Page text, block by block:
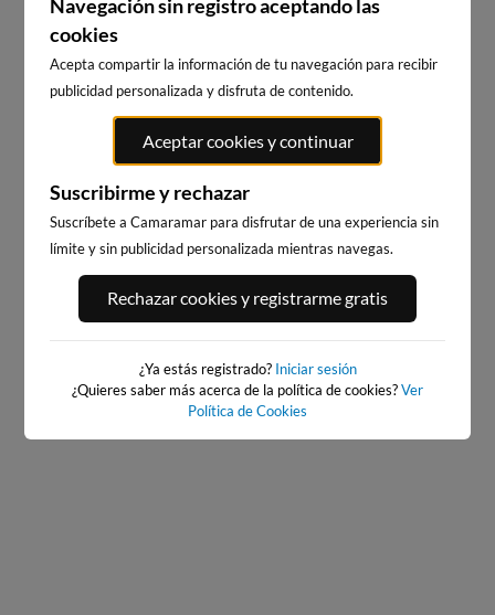
POLLENÇA
WEBCAMS CERCANAS
PORT ANDRATX
73km · Andratx
PLAYA DE SITGES
0.0 m CHOPI
Navegación sin registro aceptando las
cookies
Acepta compartir la información de tu navegación para recibir
publicidad personalizada y disfruta de contenido.
Aceptar cookies y continuar
Suscribirme y rechazar
Suscríbete a Camaramar para disfrutar de una experiencia sin
límite y sin publicidad personalizada mientras navegas.
Rechazar cookies y registrarme gratis
¿Ya estás registrado? Iniciar sesión
¿Quieres saber más acerca de la política de cookies?Ver
Política de Cookies